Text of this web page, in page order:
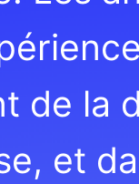
de la
et